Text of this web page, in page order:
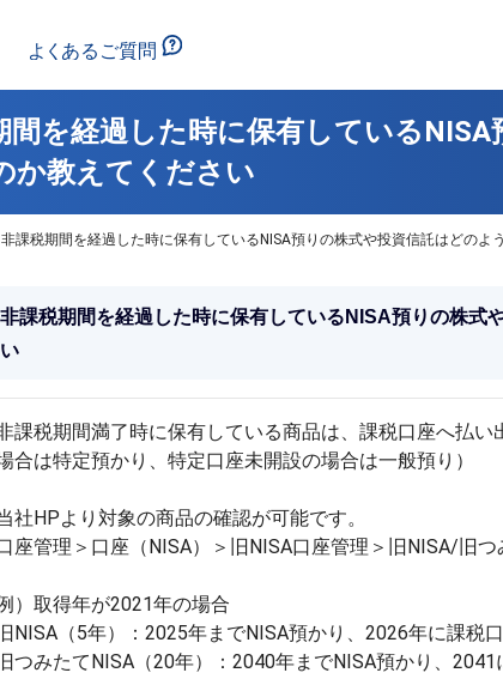
間を経過した時に保有している
か教えてください
非課税期間を経過した時に保有しているNISA預りの株式や投資信託はどのよ
非課税期間を経過した時に保有しているNISA預りの株式
い
課税期間満了時に保有している商品は、課税口座へ払
合は特定預かり、特定口座未開設の場合は一般預り）
社HPより対象の商品の確認が可能です。
座管理＞口座（NISA）＞旧NISA口座管理＞旧NISA/旧つ
）取得年が2021年の場合
旧NISA（5年）：2025年までNISA預かり、2026年に課税
旧つみたてNISA（20年）：2040年までNISA預かり、